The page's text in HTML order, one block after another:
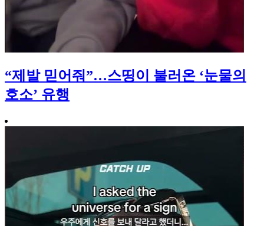
“제발 믿어줘”…스띵이 불러온 ‘눈물의
호소’ 유행